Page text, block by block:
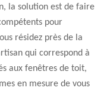
la solution est de faire
pour
résidez près de la
qui correspond à
aux fenêtres de toit,
en mesure de vous